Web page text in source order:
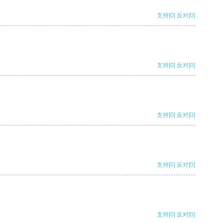
支持[0] 反对[0]
支持[0] 反对[0]
支持[0] 反对[0]
支持[0] 反对[0]
支持[0] 反对[0]